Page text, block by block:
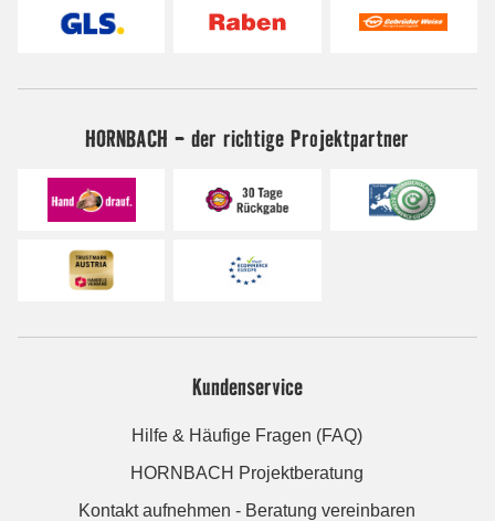
HORNBACH - der richtige Projektpartner
Kundenservice
Hilfe & Häufige Fragen (FAQ)
HORNBACH Projektberatung
Kontakt aufnehmen - Beratung vereinbaren